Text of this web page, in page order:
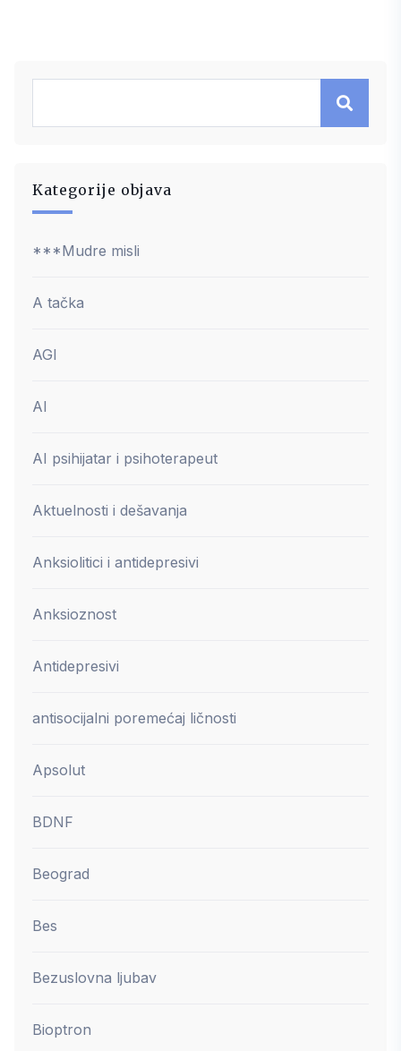
Kategorije objava
***Mudre misli
A tačka
AGI
AI
AI psihijatar i psihoterapeut
Aktuelnosti i dešavanja
Anksiolitici i antidepresivi
Anksioznost
Antidepresivi
antisocijalni poremećaj ličnosti
Apsolut
BDNF
Beograd
Bes
Bezuslovna ljubav
Bioptron